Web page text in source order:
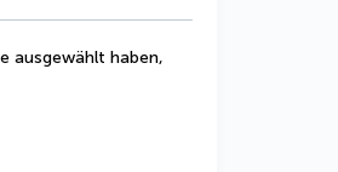
ausgewählt haben,